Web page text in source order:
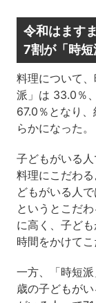
令和はます
7割が「時短
料理について
派」は 33.0％
67.0％となり
らかになった。
子どもがいる
料理にこだわ
どもがいる人
というとこだ
に高く、子ど
時間をかけてこ
一方、「時短
歳の子どもが